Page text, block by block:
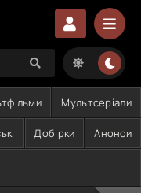
Мультсеріали
Добірки Анонси